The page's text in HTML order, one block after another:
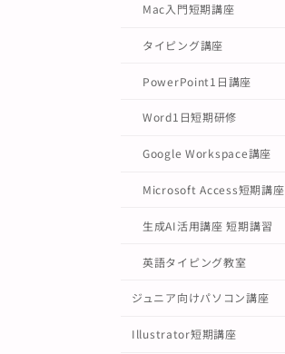
Mac入門短期講座
タイピング講座
PowerPoint1日講座
Word1日短期研修
Google Workspace講座
Microsoft Access短期講座
生成AI活用講座 短期講習
英語タイピング教室
ジュニア向けパソコン講座
Illustrator短期講座